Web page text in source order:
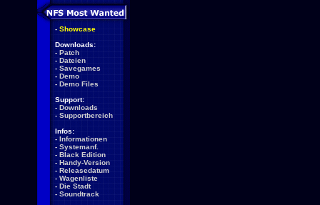
- Showcase
Downloads:
- Patch
- Dateien
- Savegames
- Demo
- Demo Files
Support:
- Downloads
- Supportbereich
Infos:
- Informationen
- Systemanf.
- Black Edition
- Handy-Version
- Releasedatum
- Wagenliste
- Die Stadt
- Soundtrack